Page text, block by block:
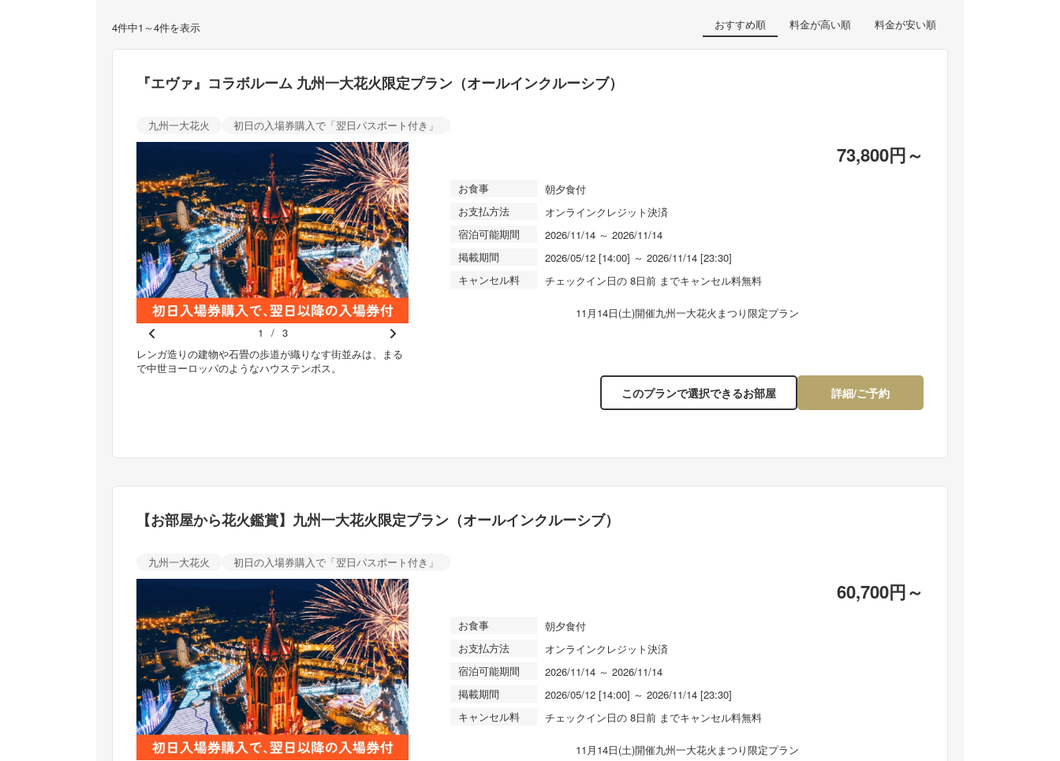
おすすめ順 料金が高い順 料金が安い順
4件中1～4件を表示
『エヴァ』コラボルーム 九州一大花火限定プラン（オールインクルーシブ）
九州一大花火 初日の入場券購入で「翌日パスポート付き」
Pr
e
レンガ造りの建物や石畳の歩道が織りなす街並みは、まる
で中世ヨーロッパのようなハウステンボス。
N
1 / 3
73,800円～
お食事
朝夕食付
お支払方法
オンラインクレジット決済
宿泊可能期間
2026/11/14 ～ 2026/11/14
掲載期間
2026/05/12 [14:00] ～ 2026/11/14 [23:30]
キャンセル料
チェックイン日の 8日前 までキャンセル料無料
11月14日(土)開催九州一大花火まつり限定プラン
詳細/ご予約
このプランで選択できるお部屋
【お部屋から花火鑑賞】九州一大花火限定プラン（オールインクルーシブ）
九州一大花火 初日の入場券購入で「翌日パスポート付き」
60,700円～
お食事
朝夕食付
お支払方法
オンラインクレジット決済
宿泊可能期間
2026/11/14 ～ 2026/11/14
掲載期間
2026/05/12 [14:00] ～ 2026/11/14 [23:30]
キャンセル料
チェックイン日の 8日前 までキャンセル料無料
11月14日(土)開催九州一大花火まつり限定プラン